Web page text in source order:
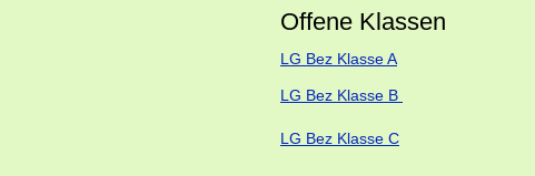
Offene Klassen
LG Bez Klasse A
LG Bez Klasse B
LG Bez Klasse C